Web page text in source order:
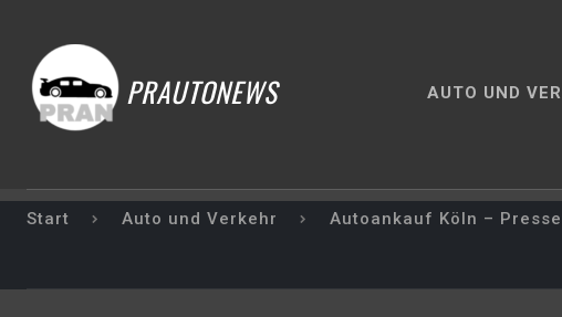
PRAUTONEWS AUTO UND
Start Auto und Verkehr Autoankauf Köln –